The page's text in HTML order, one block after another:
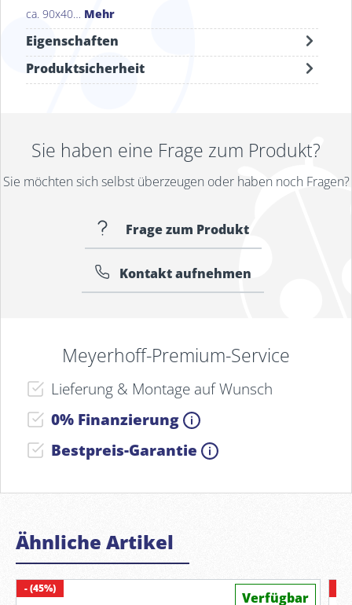
ca. 90x40… Mehr
Eigenschaften
Produktsicherheit
Sie haben eine Frage zum Produkt?
Sie möchten sich selbst überzeugen oder haben noch Fragen?
Frage zum Produkt
Kontakt aufnehmen
Meyerhoff-Premium-Service
Lieferung & Montage auf Wunsch
0% Finanzierung
Bestpreis-Garantie
Ähnliche Artikel
- (45%)
Verfügbar